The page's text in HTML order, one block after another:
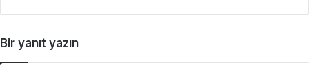
Bir yanıt yazın